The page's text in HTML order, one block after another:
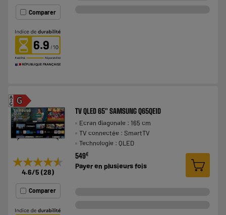
Comparer
6.9
G
A
G
★★★★★
★★★★★
4.6/5 (28)
Comparer
TV QLED 65" SAMSUNG Q65QE1D
Ecran diagonale : 165 cm
TV connectée : SmartTV
Technologie : QLED
549€
Payer en plusieurs fois